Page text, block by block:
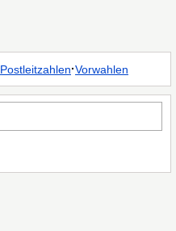
Postleitzahlen·Vorwahlen